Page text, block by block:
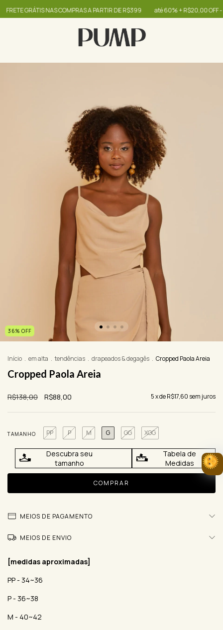
GRÁTIS NAS COMPRAS A PARTIR DE R$399 até 60% + R$20,00 OFF - use
36% OFF
Início . em alta . tendências . drapeados & degagês . Cropped Paola Areia
Cropped Paola Areia
R$138,00 R$88,00 5x deR$17,60 sem juros
TAMANHO PP P M G GG XGG
Descubra seu
tamanho
Tabela de
Medidas
MEIOS DE PAGAMENTO
MEIOS DE ENVIO
[medidas aproximadas]
PP - 34~36
P - 36~38
M - 40~42